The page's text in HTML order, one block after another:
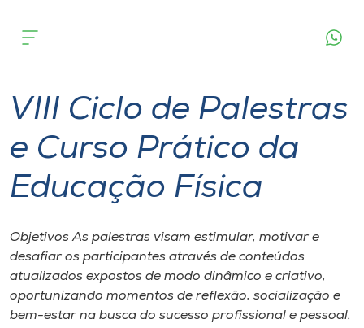
Cursos
Pesquisa
Atendimento ao Estudante
Portal de Ensino
A
Unoesc
VIII Ciclo de Palestras
e Curso Prático da
Educação Física
Objetivos As palestras visam estimular, motivar e
desafiar os participantes através de conteúdos
atualizados expostos de modo dinâmico e criativo,
oportunizando momentos de reflexão, socialização e
bem-estar na busca do sucesso profissional e pessoal.